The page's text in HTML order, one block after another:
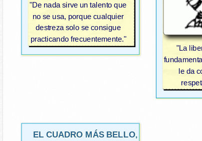
"De nada sirve un talento que
no se usa, porque cualquier
destreza solo se consigue
practicando frecuentemente."
"La
le da
EL CUADRO MÁS BELLO,